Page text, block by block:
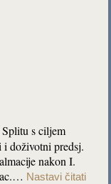
s ciljem
i doživotni predsj.
nakon I.
Nastavi čitati